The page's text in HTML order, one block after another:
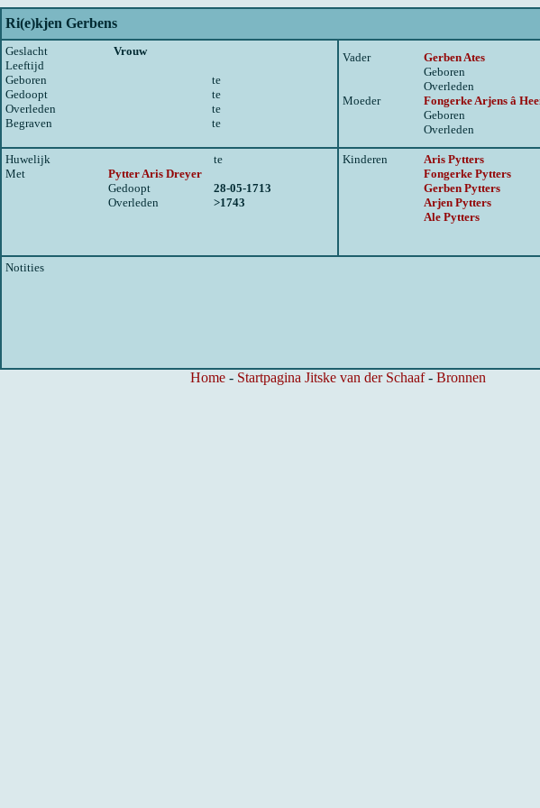
Ri(e)kjen Gerbens
Geslacht
Vrouw
Leeftijd
Geboren
te
Gedoopt
te
Overleden
te
Begraven
te
Vader
Gerben Ates
Geboren
Overleden
Moeder
Fongerke Arjens â
Geboren
Overleden
Huwelijk
te
Met
Pytter Aris Dreyer
Gedoopt
28-05-1713
Overleden
>1743
Kinderen
Aris Pytters
Fongerke Pytters
Gerben Pytters
Arjen Pytters
Ale Pytters
Notities
Home - Startpagina Jitske van der Schaaf- Bronnen